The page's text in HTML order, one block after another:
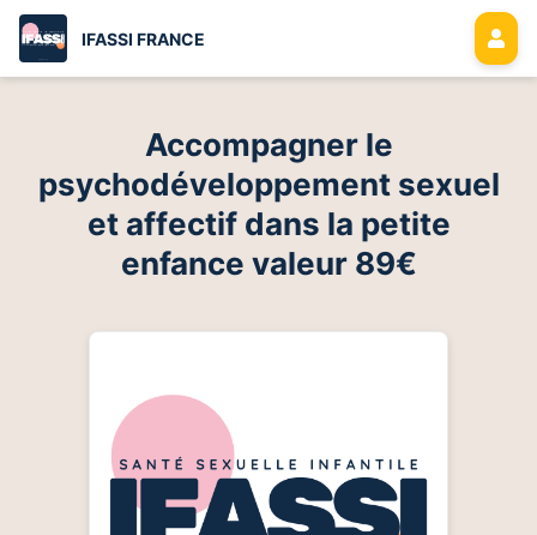
IFASSI FRANCE
Accompagner le
psychodéveloppement sexuel
et affectif dans la petite
enfance valeur 89€